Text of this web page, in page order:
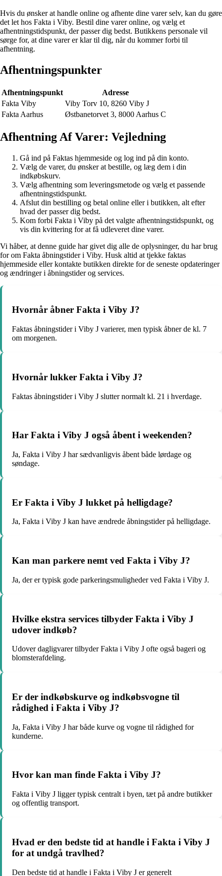
Hvis du ønsker at handle online og afhente dine varer selv, kan du gøre
det let hos Fakta i Viby. Bestil dine varer online, og vælg et
afhentningstidspunkt, der passer dig bedst. Butikkens personale vil
sørge for, at dine varer er klar til dig, når du kommer forbi til
afhentning.
Afhentningspunkter
Afhentningspunkt
Adresse
Fakta Viby
Viby Torv 10, 8260 Viby J
Fakta Aarhus
Østbanetorvet 3, 8000 Aarhus C
Afhentning Af Varer: Vejledning
Gå ind på Faktas hjemmeside og log ind på din konto.
Vælg de varer, du ønsker at bestille, og læg dem i din
indkøbskurv.
Vælg afhentning som leveringsmetode og vælg et passende
afhentningstidspunkt.
Afslut din bestilling og betal online eller i butikken, alt efter
hvad der passer dig bedst.
Kom forbi Fakta i Viby på det valgte afhentningstidspunkt, og
vis din kvittering for at få udleveret dine varer.
Vi håber, at denne guide har givet dig alle de oplysninger, du har brug
for om Fakta åbningstider i Viby. Husk altid at tjekke faktas
hjemmeside eller kontakte butikken direkte for de seneste opdateringer
og ændringer i åbningstider og services.
Hvornår åbner Fakta i Viby J?
Faktas åbningstider i Viby J varierer, men typisk åbner de kl. 7
om morgenen.
Hvornår lukker Fakta i Viby J?
Faktas åbningstider i Viby J slutter normalt kl. 21 i hverdage.
Har Fakta i Viby J også åbent i weekenden?
Ja, Fakta i Viby J har sædvanligvis åbent både lørdage og
søndage.
Er Fakta i Viby J lukket på helligdage?
Ja, Fakta i Viby J kan have ændrede åbningstider på helligdage.
Kan man parkere nemt ved Fakta i Viby J?
Ja, der er typisk gode parkeringsmuligheder ved Fakta i Viby J.
Hvilke ekstra services tilbyder Fakta i Viby J
udover indkøb?
Udover dagligvarer tilbyder Fakta i Viby J ofte også bageri og
blomsterafdeling.
Er der indkøbskurve og indkøbsvogne til
rådighed i Fakta i Viby J?
Ja, Fakta i Viby J har både kurve og vogne til rådighed for
kunderne.
Hvor kan man finde Fakta i Viby J?
Fakta i Viby J ligger typisk centralt i byen, tæt på andre butikker
og offentlig transport.
Hvad er den bedste tid at handle i Fakta i Viby J
for at undgå travlhed?
Den bedste tid at handle i Fakta i Viby J er generelt